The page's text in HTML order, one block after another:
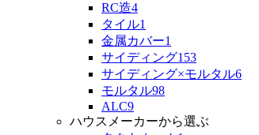
RC造4
タイル1
金属カバー1
サイディング153
サイディング×モルタル6
モルタル98
ALC9
ハウスメーカーから選ぶ